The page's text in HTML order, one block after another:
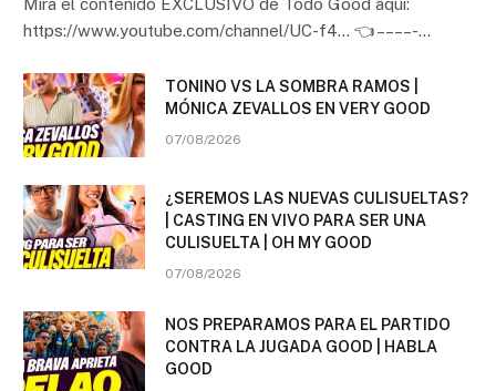
Mira el contenido EXCLUSIVO de Todo Good aqui:
https://www.youtube.com/channel/UC-f4… 👈 – – – – -…
TONINO VS LA SOMBRA RAMOS |
MÓNICA ZEVALLOS EN VERY GOOD
07/08/2026
¿SEREMOS LAS NUEVAS CULISUELTAS?
| CASTING EN VIVO PARA SER UNA
CULISUELTA | OH MY GOOD
07/08/2026
NOS PREPARAMOS PARA EL PARTIDO
CONTRA LA JUGADA GOOD | HABLA
GOOD